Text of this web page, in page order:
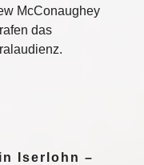
McConaughey
das
Iserlohn –